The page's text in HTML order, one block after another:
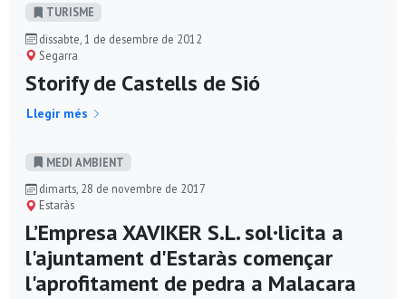
TURISME
dissabte, 1 de desembre de 2012
Segarra
Storify de Castells de Sió
Llegir més
MEDI AMBIENT
dimarts, 28 de novembre de 2017
Estaràs
L’Empresa XAVIKER S.L. sol·licita a
l'ajuntament d'Estaràs començar
l'aprofitament de pedra a Malacara